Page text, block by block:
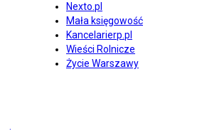
Nexto.pl
Mała księgowość
Kancelarierp.pl
Wieści Rolnicze
Życie Warszawy